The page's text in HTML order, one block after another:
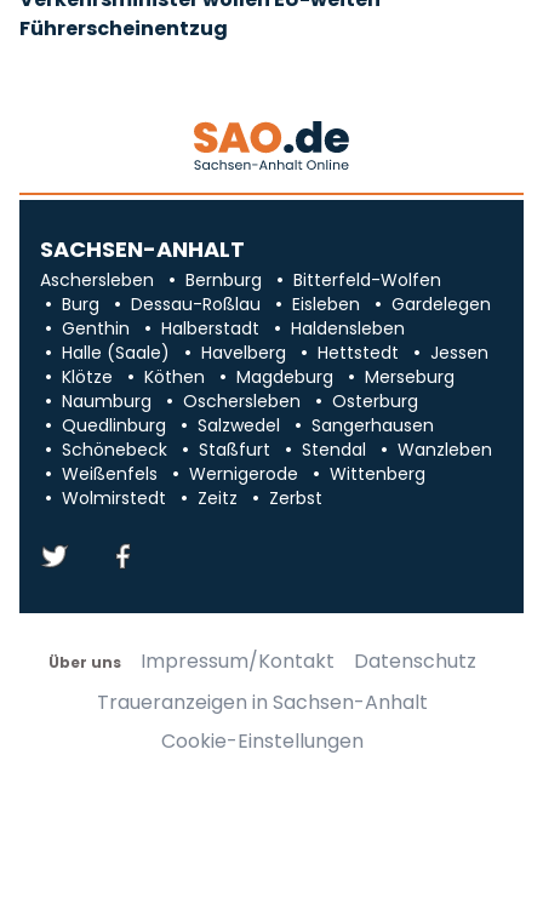
Führerscheinentzug
SACHSEN-ANHALT
Aschersleben Bernburg
Bitterfeld-Wolfen
Burg
Dessau-Roßlau Eisleben
Gardelegen
Genthin
Halberstadt
Haldensleben
Halle (Saale)
Havelberg Hettstedt
Jessen
Klötze
Köthen Magdeburg
Merseburg
Naumburg
Oschersleben
Osterburg
Quedlinburg
Salzwedel
Sangerhausen
Schönebeck
Staßfurt Stendal
Wanzleben
Weißenfels
Wernigerode
Wittenberg
Wolmirstedt
Zeitz Zerbst
Über uns Impressum/Kontakt
Datenschutz
Traueranzeigen in Sachsen-Anhalt
Cookie-Einstellungen